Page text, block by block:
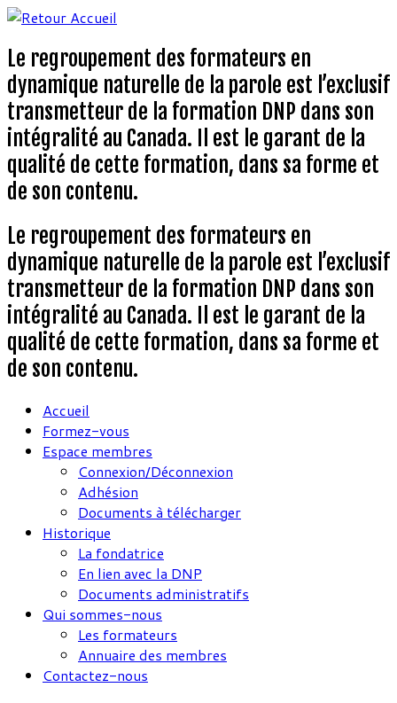
Aller
contenu
Le regroupement des formateurs en
dynamique naturelle de la parole est l’exclusif
transmetteur de la formation DNP dans son
intégralité au Canada. Il est le garant de la
qualité de cette formation, dans sa forme et
de son contenu.
Le regroupement des formateurs en
dynamique naturelle de la parole est l’exclusif
transmetteur de la formation DNP dans son
intégralité au Canada. Il est le garant de la
qualité de cette formation, dans sa forme et
de son contenu.
Accueil
Formez-vous
Espace membres
Connexion/Déconnexion
Adhésion
Documents à télécharger
Historique
La fondatrice
En lien avec la DNP
Documents administratifs
Qui sommes-nous
Les formateurs
Annuaire des membres
Contactez-nous